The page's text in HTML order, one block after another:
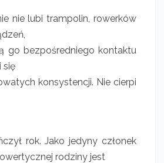
nie lubi trampolin, rowerków
go bezpośredniego kontaktu
się
konsystencji. Nie cierpi
rok. Jako jedyny członek
rodziny jest